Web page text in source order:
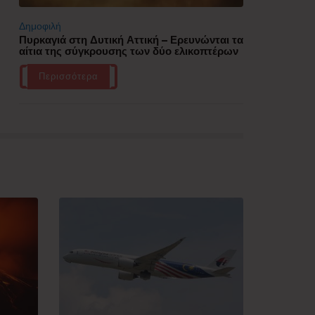
Δημοφιλή
Πυρκαγιά στη Δυτική Αττική – Ερευνώνται τα
αίτια της σύγκρουσης των δύο ελικοπτέρων
Περισσότερα